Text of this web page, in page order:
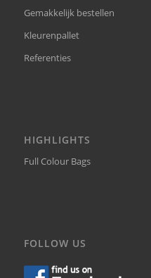
Gemakkelijk bestellen
Kleurenpallet
Referenties
HIGHLIGHTS
Full Colour Bags
FOLLOW US